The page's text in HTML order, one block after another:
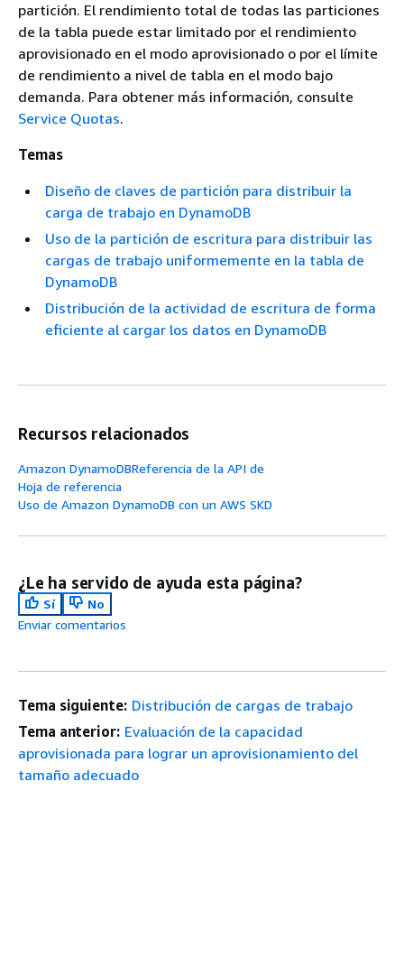
partición. El rendimiento total de todas las particiones
de la tabla puede estar limitado por el rendimiento
aprovisionado en el modo aprovisionado o por el límite
de rendimiento a nivel de tabla en el modo bajo
demanda. Para obtener más información, consulte
Service Quotas.
Temas
Diseño de claves de partición para distribuir la
carga de trabajo en DynamoDB
Uso de la partición de escritura para distribuir las
cargas de trabajo uniformemente en la tabla de
DynamoDB
Distribución de la actividad de escritura de forma
eficiente al cargar los datos en DynamoDB
Recursos relacionados
Amazon DynamoDBReferencia de la API de
Hoja de referencia
Uso de Amazon DynamoDB con un AWS SKD
¿Le ha servido de ayuda esta página?
Sí
No
Enviar comentarios
Tema siguiente: Distribución de cargas de trabajo
Tema anterior: Evaluación de la capacidad
aprovisionada para lograr un aprovisionamiento del
tamaño adecuado